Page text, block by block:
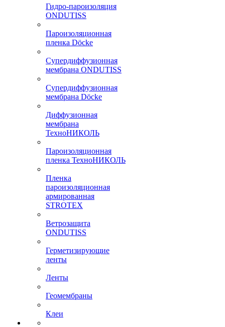
Гидро-пароизоляция
ONDUTISS
Пароизоляционная
пленка Döcke
Супердиффузионная
мембрана ONDUTISS
Супердиффузионная
мембрана Döcke
Диффузионная
мембрана
ТехноНИКОЛЬ
Пароизоляционная
пленка ТехноНИКОЛЬ
Пленка
пароизоляционная
армированная
STROTEX
Ветрозащита
ONDUTISS
Герметизирующие
ленты
Ленты
Геомембраны
Клеи